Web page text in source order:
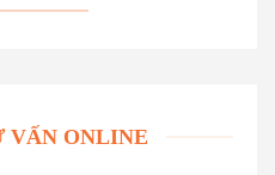
VẤN ONLINE